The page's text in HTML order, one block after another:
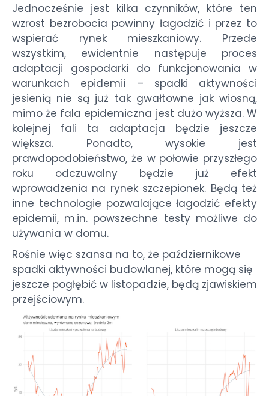
Jednocześnie jest kilka czynników, które ten
wzrost bezrobocia powinny łagodzić i przez to
wspierać rynek mieszkaniowy. Przede
wszystkim, ewidentnie następuje proces
adaptacji gospodarki do funkcjonowania w
warunkach epidemii – spadki aktywności
jesienią nie są już tak gwałtowne jak wiosną,
mimo że fala epidemiczna jest dużo wyższa. W
kolejnej fali ta adaptacja będzie jeszcze
większa. Ponadto, wysokie jest
prawdopodobieństwo, że w połowie przyszłego
roku odczuwalny będzie już efekt
wprowadzenia na rynek szczepionek. Będą też
inne technologie pozwalające łagodzić efekty
epidemii, m.in. powszechne testy możliwe do
używania w domu.
Rośnie więc szansa na to, że październikowe
spadki aktywności budowlanej, które mogą się
jeszcze pogłębić w listopadzie, będą zjawiskiem
przejściowym.